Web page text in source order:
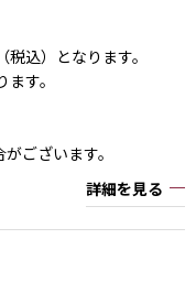
込）となります。
す。
ございます。
詳細を見る